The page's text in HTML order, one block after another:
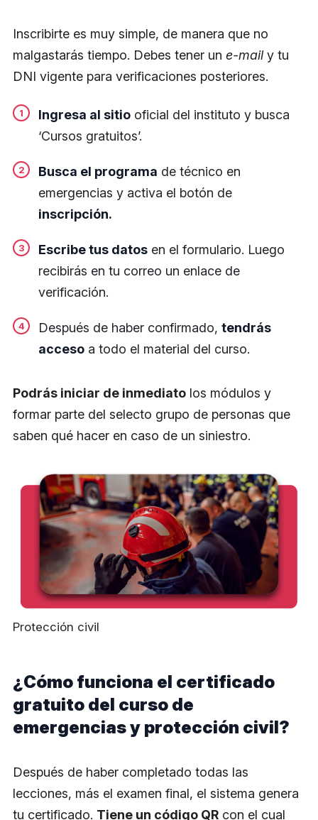
Inscribirte es muy simple, de manera que no
malgastarás tiempo. Debes tener un e-maily tu
DNI vigente para verificaciones posteriores.
Ingresa al sitio oficial del instituto y busca
‘Cursos gratuitos’.
Busca el programa de técnico en
emergencias y activa el botón de
inscripción.
Escribe tus datos en el formulario. Luego
recibirás en tu correo un enlace de
verificación.
Después de haber confirmado, tendrás
acceso a todo el material del curso.
Podrás iniciar de inmediato los módulos y
formar parte del selecto grupo de personas que
saben qué hacer en caso de un siniestro.
Protección civil
¿Cómo funciona el certificado
gratuito del curso de
emergencias y protección civil?
Después de haber completado todas las
lecciones, más el examen final, el sistema genera
tu certificado. Tiene un código QR con el cual